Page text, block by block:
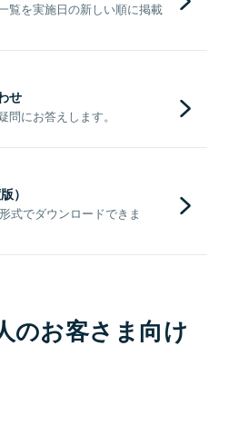
覧を実施日の新しい順に掲載
せ
にお答えします。
）
式でダウンロードできま
のお客さま向け